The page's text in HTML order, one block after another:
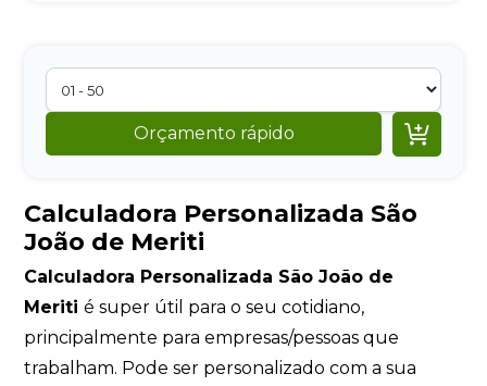
Orçamento rápido 
Calculadora Personalizada São
João de Meriti
Calculadora Personalizada São João de
Meritié super útil para o seu cotidiano,
principalmente para empresas/pessoas que
trabalham. Pode ser personalizado com a sua